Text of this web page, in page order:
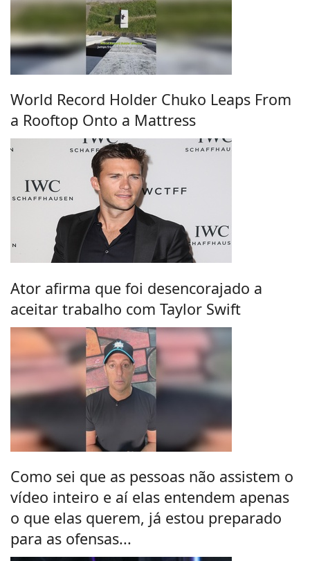
World Record Holder Chuko Leaps From
a Rooftop Onto a Mattress
Ator afirma que foi desencorajado a
aceitar trabalho com Taylor Swift
Como sei que as pessoas não assistem o
vídeo inteiro e aí elas entendem apenas
o que elas querem, já estou preparado
para as ofensas...